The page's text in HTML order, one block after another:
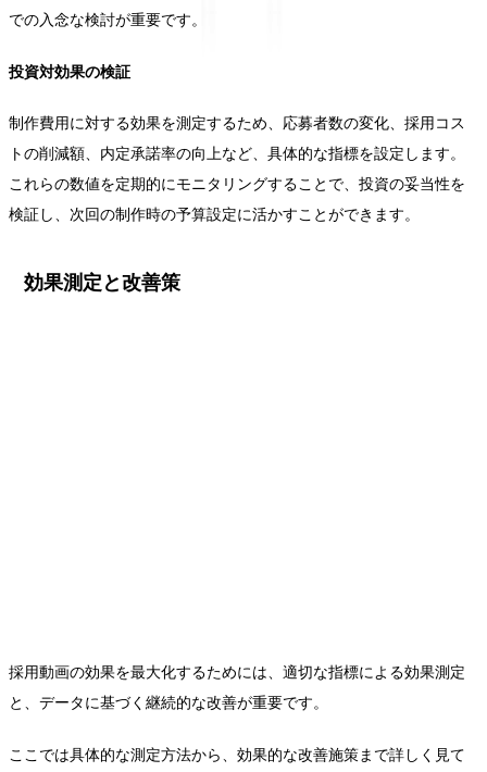
での入念な検討が重要です。
投資対効果の検証
制作費用に対する効果を測定するため、応募者数の変化、採用コス
トの削減額、内定承諾率の向上など、具体的な指標を設定します。
これらの数値を定期的にモニタリングすることで、投資の妥当性を
検証し、次回の制作時の予算設定に活かすことができます。
効果測定と改善策
採用動画の効果を最大化するためには、適切な指標による効果測定
と、データに基づく継続的な改善が重要です。
ここでは具体的な測定方法から、効果的な改善施策まで詳しく見て